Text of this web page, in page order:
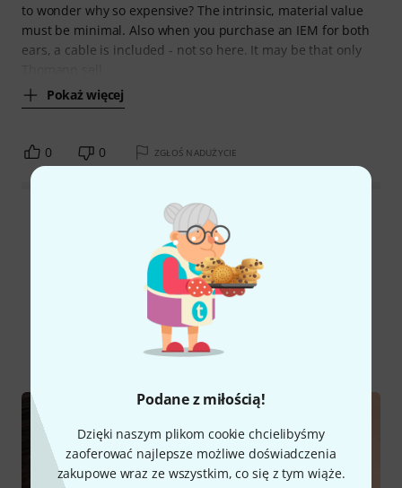
Podane z miłością!
Dzięki naszym plikom cookie chcielibyśmy
zaoferować najlepsze możliwe doświadczenia
zakupowe wraz ze wszystkim, co się z tym wiąże.
to wonder why so expensive? The intrinsic, material value
must be minimal. Also when you purchase an IEM for both
ears, a cable is included - not so here. It may be that only
Pokaż więcej
0 0 ZGŁOŚ NADUŻYCIE
Wszystkie oceny
Czy wiesz że?
Wszystko Poradniki